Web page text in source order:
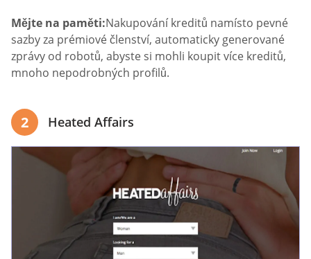
Mějte na paměti:Nakupování kreditů namísto pevné
sazby za prémiové členství, automaticky generované
zprávy od robotů, abyste si mohli koupit více kreditů,
mnoho nepodrobných profilů.
2 Heated Affairs